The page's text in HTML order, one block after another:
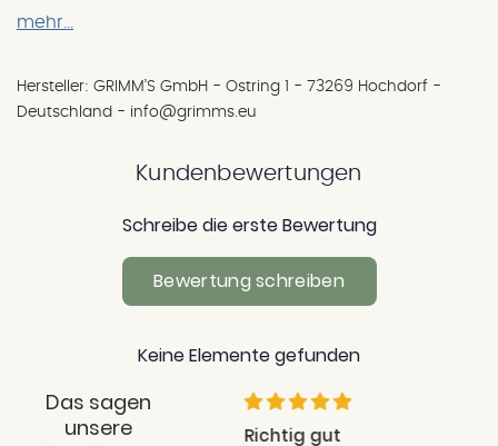
lässt sich Grimm's von der Waldorfpädagogik leiten.
Durch die bewusst klare und schlichte Gestaltung
Bei der auf Ressourcenschonung optimierten
Produktion der Spielzeuge wird Erlen-, Ahorn-,
Buchen- oder Lindenholz aus nachhaltiger
mehr...
Hersteller: GRIMM’S GmbH - Ostring 1 - 73269 Hochdorf -
Deutschland - info@grimms.eu
Kundenbewertungen
Schreibe die erste Bewertung
Bewertung schreiben
Keine Elemente gefunden
Das sagen
unsere
Liebevoll verpackt,
Richtig gut